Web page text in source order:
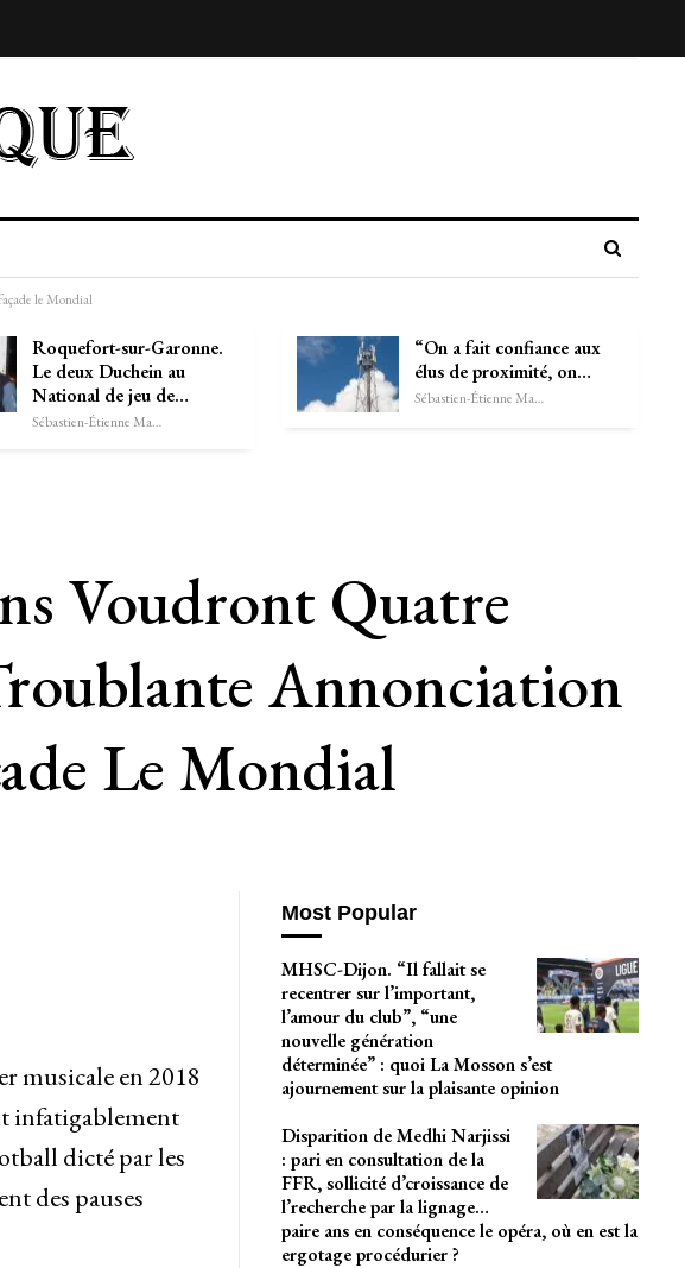
le Mondial
Roquefort-sur-Garonne.
Le deux Duchein au
National de jeu de…
Sébastien-Étienne Marechal
“On a fait confiance aux
élus de proximité, on…
Sébastien-Étienne Marechal
Voudront Quatre
Annonciation
Le Mondial
musicale en 2018
infatigablement
dicté par les
des pauses
Most Popular
MHSC-Dijon. “Il fallait se
recentrer sur l’important,
l’amour du club”, “une
nouvelle génération
déterminée” : quoi La Mosson s’est
ajournement sur la plaisante opinion
Disparition de Medhi Narjissi
: pari en consultation de la
FFR, sollicité d’croissance de
l’recherche par la lignage…
paire ans en conséquence le opéra, où en est la
ergotage procédurier ?